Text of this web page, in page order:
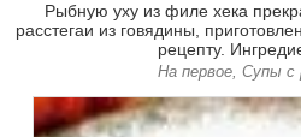
Рыбную уху из филе хека
расстегаи из говядины,
рецепту.
На первое, Супы с